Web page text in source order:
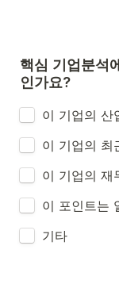
핵심 기업분석
인가요?